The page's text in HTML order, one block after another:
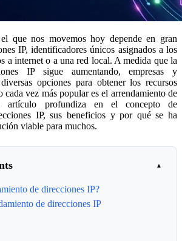
que nos movemos hoy depende en gran
IP, identificadores únicos asignados a los
a internet o a una red local. A medida que la
IP sigue aumentando, empresas y
opciones para obtener los recursos
cada vez más popular es el arrendamiento de
artículo profundiza en el concepto de
IP, sus beneficios y por qué se ha
viable para muchos.
de direcciones IP?
de direcciones IP